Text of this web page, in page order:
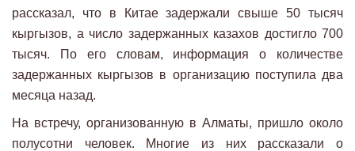
рассказал, что в Китае задержали свыше 50 тысяч
кыргызов, а число задержанных казахов достигло 700
тысяч. По его словам, информация о количестве
задержанных кыргызов в организацию поступила два
месяца назад.
На встречу, организованную в Алматы, пришло около
полусотни человек. Многие из них рассказали о